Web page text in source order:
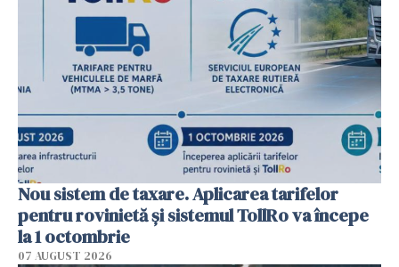
Nou sistem de taxare. Aplicarea tarifelor
pentru rovinietă şi sistemul TollRo va începe
la 1 octombrie
07 AUGUST 2026